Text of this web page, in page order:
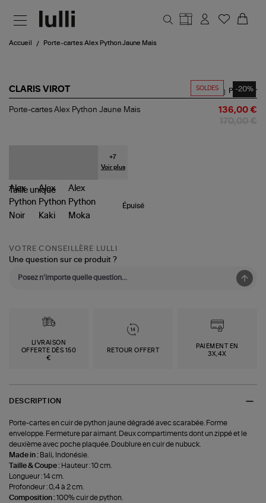
Accueil Porte-cartes Alex Python Jaune Mais
SOLDES -20%
CLARIS VIROT
Porte-
Partager
Porte-cartes Alex Python Jaune Mais 136,00 €
+7
Voir plus
Taille unique
Épuisé
VOTRE CONSEILLÈRE LULLI
Une question sur ce produit ?
LIVRAISON
OFFERTE DÈS 150
€
RETOUR OFFERT
PAIEMENT EN
3X,4X
DESCRIPTION
Porte-cartes en cuir de python jaune dégradé avec scarabée. Forme
enveloppe. Fermeture par aimant. Deux compartiments dont un zippé et le
deuxième avec poche plaquée. Doublure en cuir de nubuck.
Made in : Bali, Indonésie.
Taille & Coupe : Hauteur : 10 cm.
Longueur : 14 cm.
Profondeur : 0,4 à 2 cm.
Composition :100% cuir de python.